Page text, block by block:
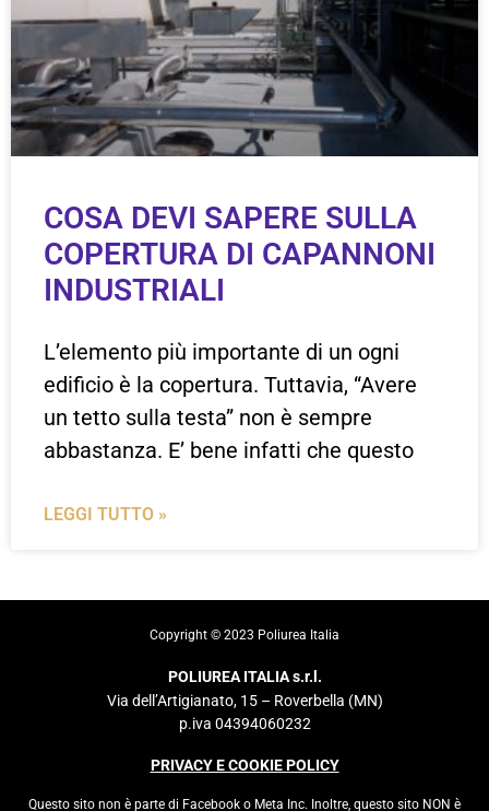
COSA DEVI SAPERE SULLA
COPERTURA DI CAPANNONI
INDUSTRIALI
L’elemento più importante di un ogni
edificio è la copertura. Tuttavia, “Avere
un tetto sulla testa” non è sempre
abbastanza. E’ bene infatti che questo
LEGGI TUTTO »
Copyright ©️ 2023 Poliurea Italia
POLIUREA ITALIA s.r.l.
Via dell’Artigianato, 15 – Roverbella (MN)
p.iva 04394060232
PRIVACY E COOKIE POLICY
Questo sito non è parte di Facebook o Meta Inc. Inoltre, questo sito NON è